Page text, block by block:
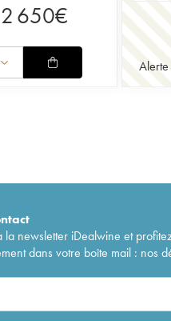
2 650€
la newsletter iDealwine et
dans votre boîte mail : nos